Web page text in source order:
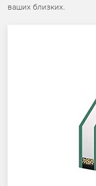
ваших близких.